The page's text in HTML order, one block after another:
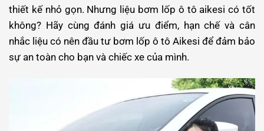
thiết kế nhỏ gọn. Nhưng liệu bơm lốp ô tô aikesi có tốt
không? Hãy cùng đánh giá ưu điểm, hạn chế và cân
nhắc liệu có nên đầu tư bơm lốp ô tô Aikesi để đảm bảo
sự an toàn cho bạn và chiếc xe của mình.